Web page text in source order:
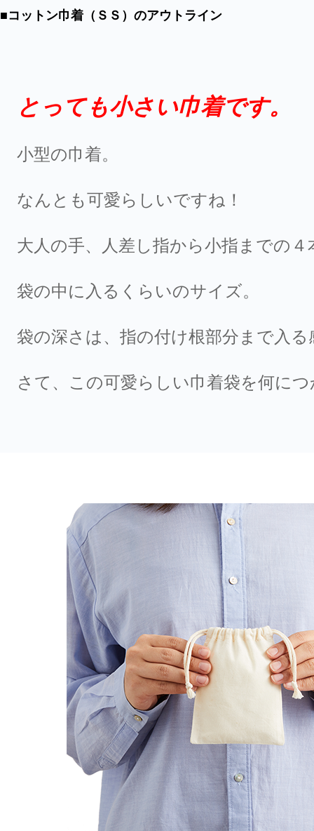
■コットン巾着（ＳＳ）のアウトライン
とっても小さい巾着です。
小型の巾着。
なんとも可愛らしいですね！
大人の手、人差し指から小指までの
袋の中に入るくらいのサイズ。
袋の深さは、指の付け根部分まで入る
さて、この可愛らしい巾着袋を何に